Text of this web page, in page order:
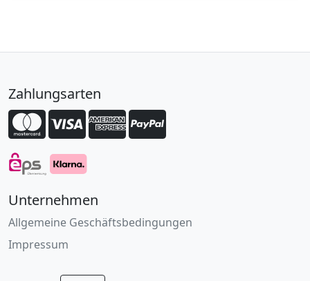
Zahlungsarten
Unternehmen
Allgemeine Geschäftsbedingungen
Impressum